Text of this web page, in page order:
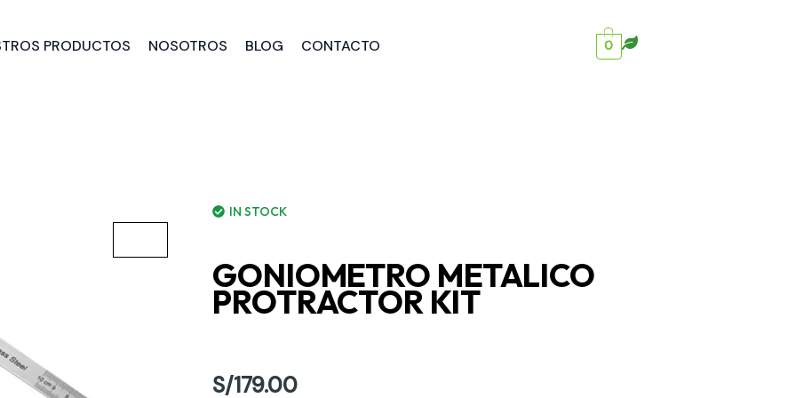
PRODUCTOS NOSOTROS BLOG CONTACTO 0
IN STOCK
GONIOMETRO METALICO
PROTRACTOR KIT
S/179.00